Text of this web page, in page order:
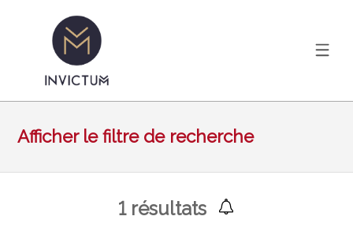
Afficher le filtre de recherche
1résultats